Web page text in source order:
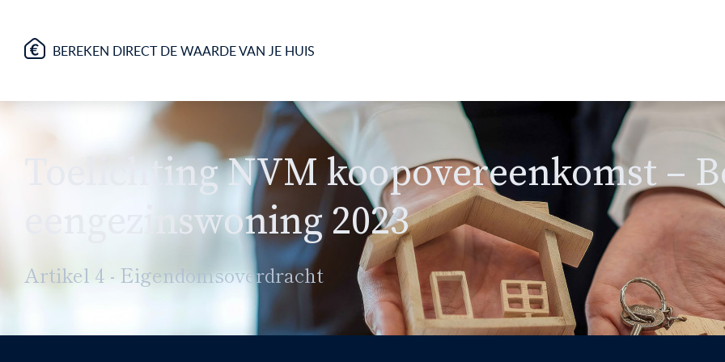
BEREKEN DIRECT DE WAARDE VAN JE HUIS
Toelichting NVM koopovereenkomst –
eengezinswoning 2023
Artikel 4 - Eigendomsoverdracht